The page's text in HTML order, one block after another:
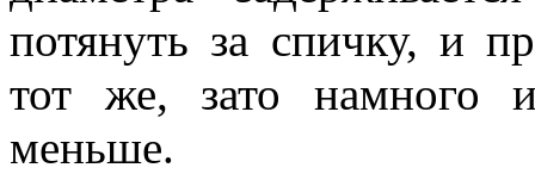
потянуть за спичку, и
тот же, зато намного
меньше.